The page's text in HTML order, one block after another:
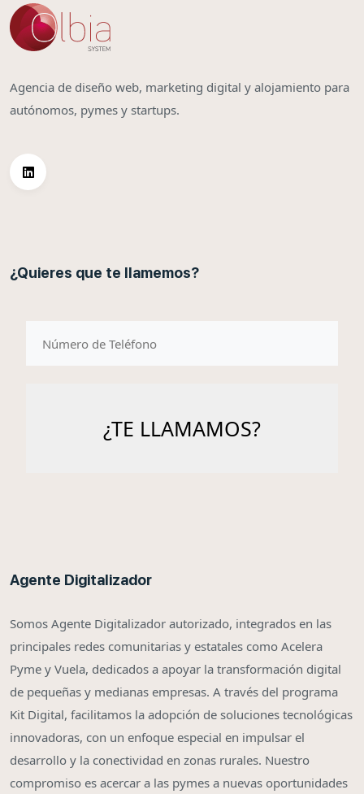
Agencia de diseño web, marketing digital y alojamiento para
autónomos, pymes y startups.
¿Quieres que te llamemos?
Agente Digitalizador
Somos Agente Digitalizador autorizado, integrados en las
principales redes comunitarias y estatales como Acelera
Pyme y Vuela, dedicados a apoyar la transformación digital
de pequeñas y medianas empresas. A través del programa
Kit Digital, facilitamos la adopción de soluciones tecnológicas
innovadoras, con un enfoque especial en impulsar el
desarrollo y la conectividad en zonas rurales. Nuestro
compromiso es acercar a las pymes a nuevas oportunidades